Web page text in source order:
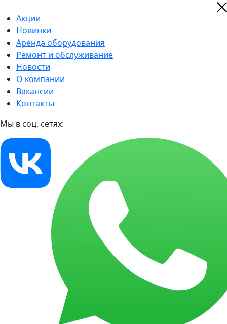
Акции
Новинки
Аренда оборудования
Ремонт и обслуживание
Новости
О компании
Вакансии
Контакты
Мы в соц. сетях: